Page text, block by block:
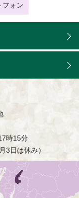
フォン
時15分
3日は休み）